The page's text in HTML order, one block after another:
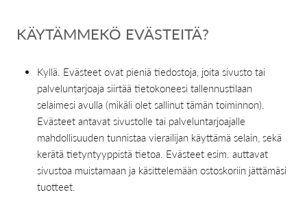
KÄYTÄMMEKÖ EVÄSTEITÄ?
Kyllä. Evästeet ovat pieniä tiedostoja, joita sivusto tai
palveluntarjoaja siirtää tietokoneesi tallennustilaan
selaimesi avulla (mikäli olet sallinut tämän toiminnon).
Evästeet antavat sivustolle tai palveluntarjoajalle
mahdollisuuden tunnistaa vierailijan käyttämä selain, sekä
kerätä tietyntyyppistä tietoa. Evästeet esim. auttavat
sivustoa muistamaan ja käsittelemään ostoskoriin jättämäsi
tuotteet.